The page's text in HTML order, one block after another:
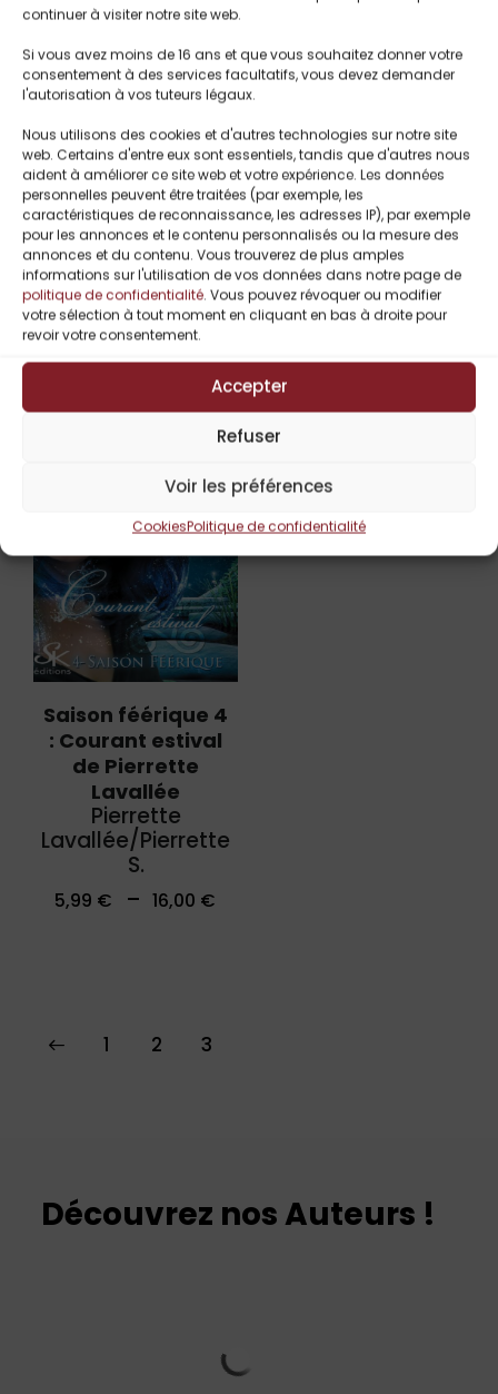
continuer à visiter notre site web.
Si vous avez moins de 16 ans et que vous souhaitez donner votre
consentement à des services facultatifs, vous devez demander
l'autorisation à vos tuteurs légaux.
Nous utilisons des cookies et d'autres technologies sur notre site
web. Certains d'entre eux sont essentiels, tandis que d'autres nous
aident à améliorer ce site web et votre expérience. Les données
personnelles peuvent être traitées (par exemple, les
caractéristiques de reconnaissance, les adresses IP), par exemple
pour les annonces et le contenu personnalisés ou la mesure des
annonces et du contenu. Vous trouverez de plus amples
informations sur l'utilisation de vos données dans notre page de
politique de confidentialité. Vous pouvez révoquer ou modifier
votre sélection à tout moment en cliquant en bas à droite pour
revoir votre consentement.
Accepter
Refuser
Voir les préférences
CookiesPolitique de confidentialité
Saison féérique 2
: Souffle hivernal
de Pierrette
Lavallée
Pierrette
Lavallée/Pierrette
S.
5,99€ – 15,50€
: Eveil printanier
de Pierrette
Lavallée
Pierrette
Lavallée/Pierrette
S.
5,99€ – 16,00€
Saison féérique 4
: Courant estival
de Pierrette
Lavallée
Pierrette
Lavallée/Pierrette
S.
5,99 € – 16,00 €
1 2 3
Découvrez nos Auteurs !